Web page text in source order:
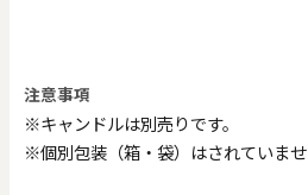
注意事項
※キャンドルは別売りです。
※個別包装（箱・袋）はされていませ